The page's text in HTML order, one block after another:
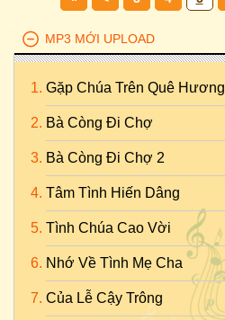
MP3 MỚI UPLOAD
Gặp Chúa Trên Quê Hương
Bà Còng Đi Chợ
Bà Còng Đi Chợ 2
Tâm Tình Hiến Dâng
Tình Chúa Cao Vời
Nhớ Về Tình Mẹ Cha
Của Lễ Cậy Trông